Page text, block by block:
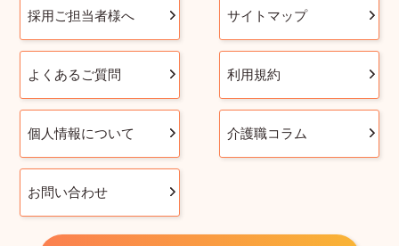
採用ご担当者様へ サイトマップ
よくあるご質問 利用規約
個人情報について 介護職コラム
お問い合わせ